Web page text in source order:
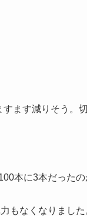
ます減りそう。
本に3本だった
もなくなりました